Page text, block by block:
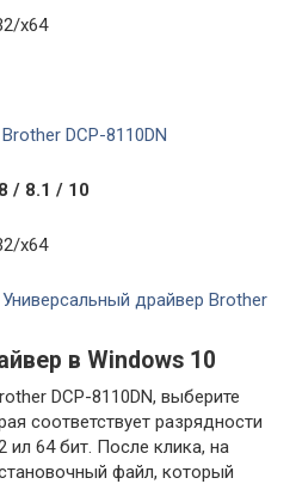
x64
Brother DCP-8110DN
/ 8.1 / 10
x64
Универсальный драйвер Brother
в Windows 10
DCP-8110DN, выберите
соответствует разрядности
ил 64 бит. После клика, на
файл, который